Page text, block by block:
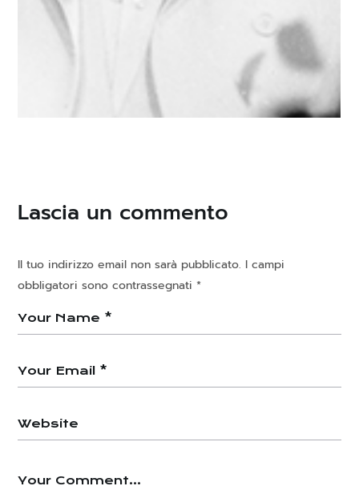
Lascia un commento
Il tuo indirizzo email non sarà pubblicato. I campi
obbligatori sono contrassegnati*